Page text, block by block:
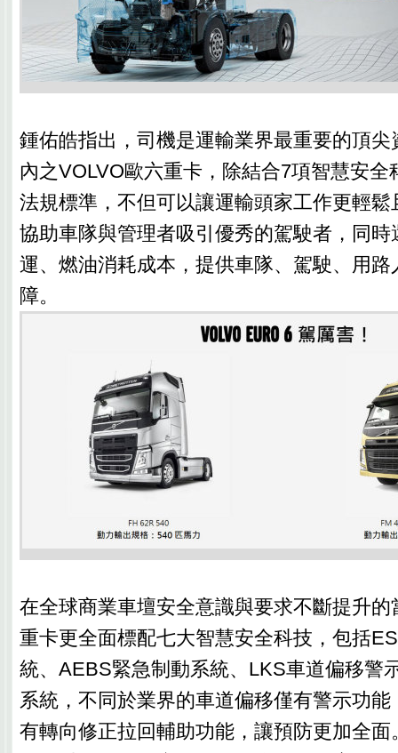
鍾佑皓指出，司機是運輸業界最重要的頂
內之VOLVO歐六重卡，除結合7項智慧安全
法規標準，不但可以讓運輸頭家工作更輕
協助車隊與管理者吸引優秀的駕駛者，同
運、燃油消耗成本，提供車隊、駕駛、用
障。
在全球商業車壇安全意識與要求不斷提升的
重卡更全面標配七大智慧安全科技，包括
統、AEBS緊急制動系統、LKS車道偏移警
系統，不同於業界的車道偏移僅有警示功
有轉向修正拉回輔助功能，讓預防更加全面